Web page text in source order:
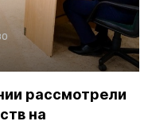
рассмотрели
на